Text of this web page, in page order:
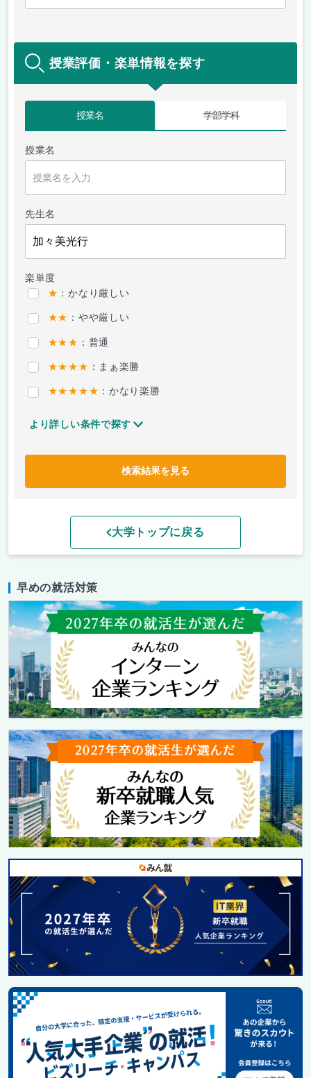
授業評価・楽単情報を探す
授業名 学部学科
授業名
先生名
楽単度
★ ：かなり厳しい
★★ ：やや厳しい
★★★ ：普通
★★★★ ：まぁ楽勝
★★★★★ ：かなり楽勝
より詳しい条件で探す
検索結果を見る
大学トップに戻る
早めの就活対策